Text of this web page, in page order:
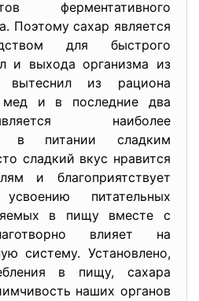
ферментативного
Поэтому сахар является
для быстрого
и выхода организма из
вытеснил из рациона
мед и в последние два
наиболее
в питании сладким
сладкий вкус нравится
и благоприятствует
питательных
в пищу вместе с
влияет на
систему. Установлено,
в пищу, сахара
наших органов